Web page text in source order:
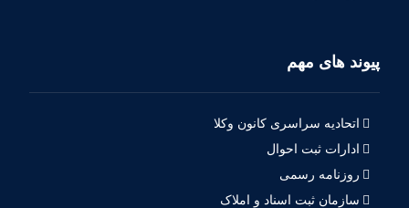
پیوند های مهم
اتحادیه سراسری کانون وکلا
ادارات ثبت احوال
روزنامه رسمی
سازمان ثبت اسناد و املاک